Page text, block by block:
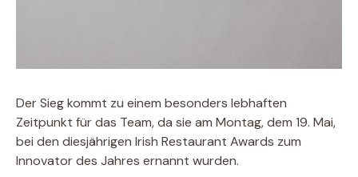
Der Sieg kommt zu einem besonders lebhaften
Zeitpunkt für das Team, da sie am Montag, dem 19. Mai,
bei den diesjährigen Irish Restaurant Awards zum
Innovator des Jahres ernannt wurden.